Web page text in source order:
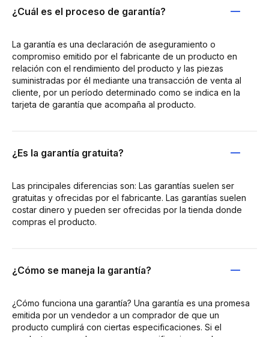
¿Cuál es el proceso de garantía?
La garantía es una declaración de aseguramiento o
compromiso emitido por el fabricante de un producto en
relación con el rendimiento del producto y las piezas
suministradas por él mediante una transacción de venta al
cliente, por un período determinado como se indica en la
tarjeta de garantía que acompaña al producto.
¿Es la garantía gratuita?
Las principales diferencias son: Las garantías suelen ser
gratuitas y ofrecidas por el fabricante. Las garantías suelen
costar dinero y pueden ser ofrecidas por la tienda donde
compras el producto.
¿Cómo se maneja la garantía?
¿Cómo funciona una garantía? Una garantía es una promesa
emitida por un vendedor a un comprador de que un
producto cumplirá con ciertas especificaciones. Si el